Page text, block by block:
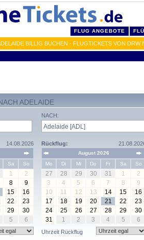
FLUG ANGEBOTE
BILLIG BUCHEN - FLUGTICKETS VON DRW
ADELAIDE
14.08.2026
Sa So
1
2
8
9
15
16
22
23
29
30
5 6
NACH:
Rückflug:
August 2026
Mo
Di Mi Do Fr Sa So
27 28 29 30 31 1
2
3
4 5 6 7 8
9
10
11 12 13 14 15
16
17
18 19 20 21 22
23
24
25 26 27 28 29
30
31
1 2 3 4 5 6
Uhrzeit Rückflug